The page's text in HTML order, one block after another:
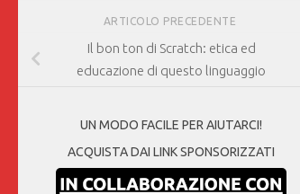
ARTICOLO PRECEDENTE
Il bon ton di Scratch: etica ed
educazione di questo linguaggio
UN MODO FACILE PER AIUTARCI!
ACQUISTA DAI LINK SPONSORIZZATI